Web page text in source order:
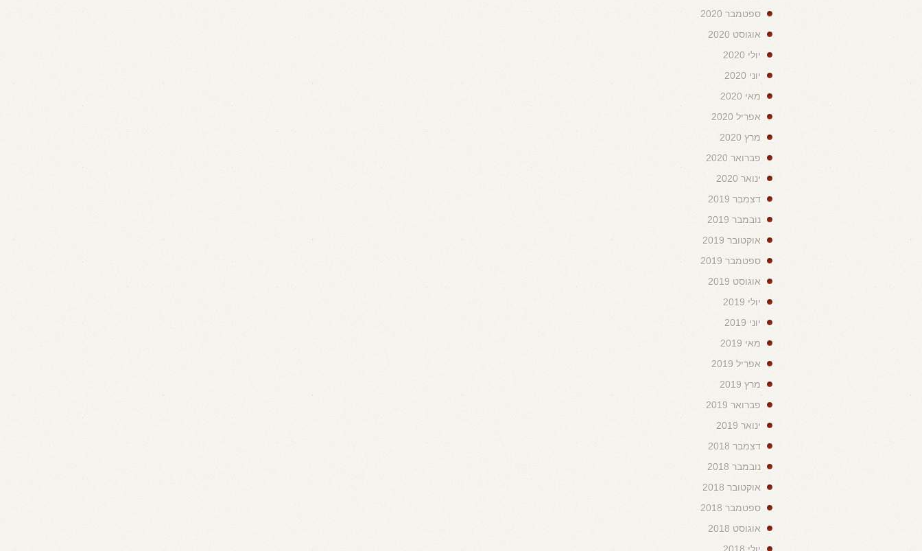
ספטמבר 2020
אוגוסט 2020
יולי 2020
יוני 2020
מאי 2020
אפריל 2020
מרץ 2020
פברואר 2020
ינואר 2020
דצמבר 2019
נובמבר 2019
אוקטובר 2019
ספטמבר 2019
אוגוסט 2019
יולי 2019
יוני 2019
מאי 2019
אפריל 2019
מרץ 2019
פברואר 2019
ינואר 2019
דצמבר 2018
נובמבר 2018
אוקטובר 2018
ספטמבר 2018
אוגוסט 2018